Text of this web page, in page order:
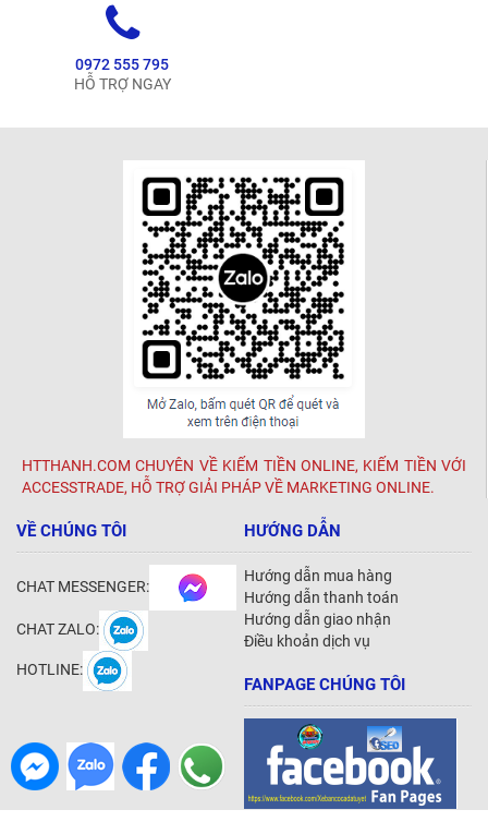
0972 555 795
HỖ TRỢ NGAY
HTTHANH.COM CHUYÊN VỀ KIẾM TIỀN ONLINE, KIẾM TIỀN VỚI
ACCESSTRADE, HỖ TRỢ GIẢI PHÁP VỀ MARKETING ONLINE.
VỀ CHÚNG TÔI
CHAT MESSENGER:
CHAT ZALO:
HOTLINE:
HƯỚNG DẪN
Hướng dẫn mua hàng
Hướng dẫn thanh toán
Hướng dẫn giao nhận
Điều khoản dịch vụ
FANPAGE CHÚNG TÔI